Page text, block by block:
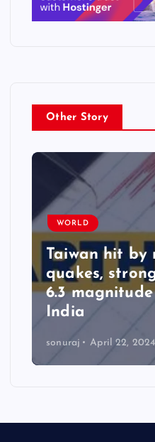
Other Story
WORLD
Taiwan hit by
quakes,
6.3
India
sonuraj April 22, 2024